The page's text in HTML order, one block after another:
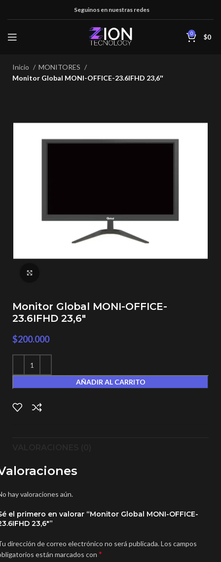
Seguinos en nuestras redes
0 $0
Inicio
MONITORES
Monitor Global MONI-OFFICE-23.6IFHD 23,6″
Monitor Global MONI-OFFICE-
23.6IFHD 23,6″
$200.000
AÑADIR AL CARRITO
hay valoraciones aún.
el primero en valorar “Monitor Global MONI-OFFICE-
23,6″”
dirección de correo electrónico no será publicada.Los campos
están marcados con *